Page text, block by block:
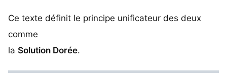
Ce texte définit le principe unificateur des deux
comme
la Solution Dorée.